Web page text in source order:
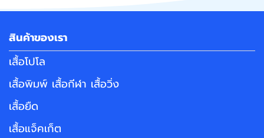
สินค้าของเรา
เสื้อโปโล
เสื้อพิมพ์ เสื้อกีฬา เสื้อวิ่ง
เสื้อยืด
เสื้อแจ็คเก็ต